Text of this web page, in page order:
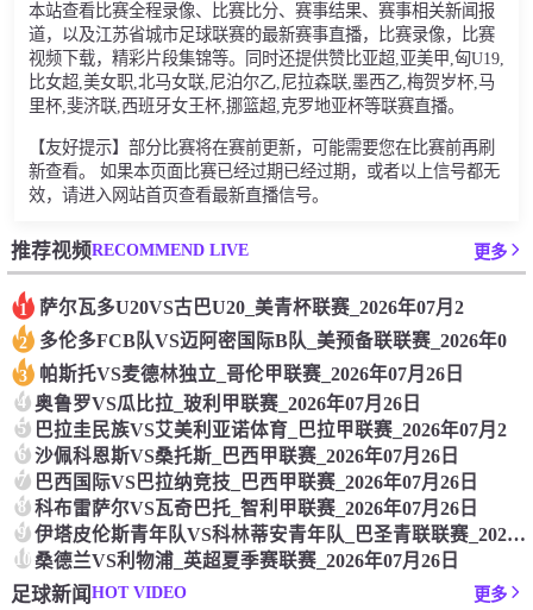
本站查看比赛全程录像、比赛比分、赛事结果、赛事相关新闻报
道，以及江苏省城市足球联赛的最新赛事直播，比赛录像，比赛
视频下载，精彩片段集锦等。同时还提供赞比亚超,亚美甲,匈U19,
比女超,美女职,北马女联,尼泊尔乙,尼拉森联,墨西乙,梅贺岁杯,马
里杯,斐济联,西班牙女王杯,挪篮超,克罗地亚杯等联赛直播。
【友好提示】部分比赛将在赛前更新，可能需要您在比赛前再刷
新查看。 如果本页面比赛已经过期已经过期，或者以上信号都无
效，请进入网站首页查看最新直播信号。
推荐视频RECOMMEND LIVE 更多
1 萨尔瓦多U20VS古巴U20_美青杯联赛_2026年07月2
2 多伦多FCB队VS迈阿密国际B队_美预备联联赛_2026年0
3 帕斯托VS麦德林独立_哥伦甲联赛_2026年07月26日
4 奥鲁罗VS瓜比拉_玻利甲联赛_2026年07月26日
5 巴拉圭民族VS艾美利亚诺体育_巴拉甲联赛_2026年07月2
6 沙佩科恩斯VS桑托斯_巴西甲联赛_2026年07月26日
7 巴西国际VS巴拉纳竞技_巴西甲联赛_2026年07月26日
8 科布雷萨尔VS瓦奇巴托_智利甲联赛_2026年07月26日
9 伊塔皮伦斯青年队VS科林蒂安青年队_巴圣青联联赛_2026年
10桑德兰VS利物浦_英超夏季赛联赛_2026年07月26日
足球新闻HOT VIDEO 更多